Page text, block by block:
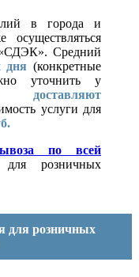
в города и
«СДЭК». Средний
дня (конкретные
уточнить у
доставляют
услуги для
по всей
для розничных
для розничных